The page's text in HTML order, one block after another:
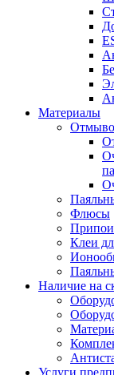
Материалы
Флюсы
Припои
Клеи
Наличие на
Услуги